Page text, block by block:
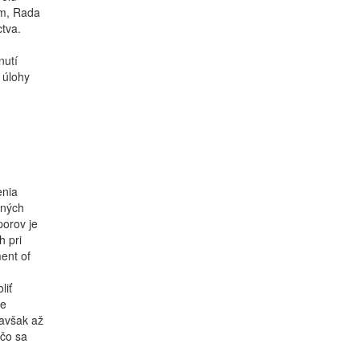
Rada
je
pri
of
až
sa